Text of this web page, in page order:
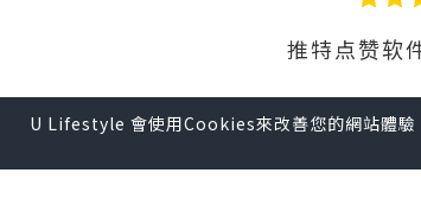
推特点赞软
通过推特提
U Lifestyle 會使用Cookies來改善您的網站體驗